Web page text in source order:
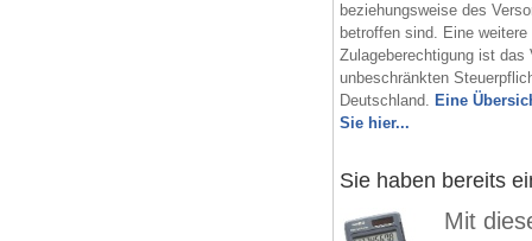
beziehungsweise des
betroffen sind. Eine
Zulageberechtigung ist das
unbeschränkten
Deutschland. Eine
Sie hier...
Sie haben bereits
Mit